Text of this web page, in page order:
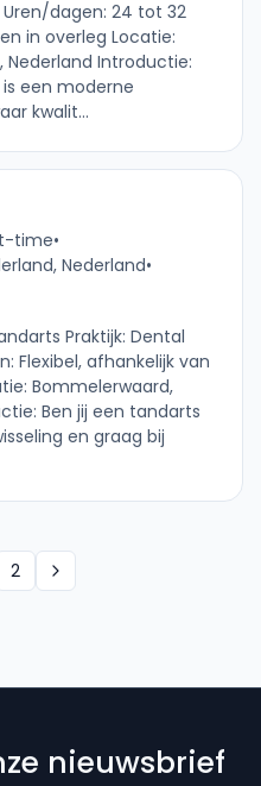
dagen: 24 tot 32
in overleg Locatie:
Nederland Introductie:
een moderne
kwalit...
time•
Nederland•
Praktijk: Dental
Flexibel, afhankelijk van
Bommelerwaard,
Ben jij een tandarts
en graag bij
2
nieuwsbrief